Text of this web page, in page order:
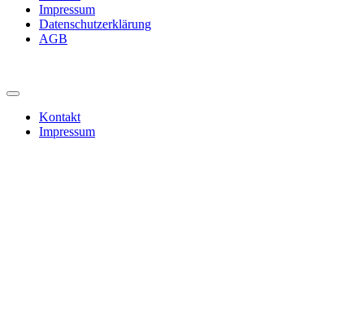
Impressum
Datenschutzerklärung
AGB
Kontakt
Impressum